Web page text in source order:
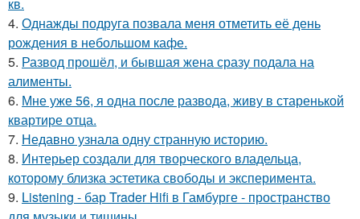
4. Однажды подруга позвала меня отметить её день
рождения в небольшом кафе.
5. Развод прошёл, и бывшая жена сразу подала на
алименты.
6. Мне уже 56, я одна после развода, живу в старенькой
квартире отца.
7. Недавно узнала одну странную историю.
8. Интерьер создали для творческого владельца,
которому близка эстетика свободы и эксперимента.
9. Listening - бар Trader Hifi в Гамбурге - пространство